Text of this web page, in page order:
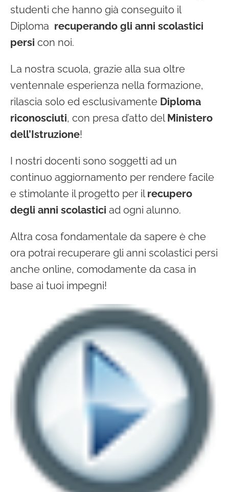
studenti che hanno già conseguito il
Diploma recuperando gli anni scolastici
persi con noi.
La nostra scuola, grazie alla sua oltre
ventennale esperienza nella formazione,
rilascia solo ed esclusivamente Diploma
riconosciuti, con presa d’atto delMinistero
dell’Istruzione!
I nostri docenti sono soggetti ad un
continuo aggiornamento per rendere facile
e stimolante il progetto per ilrecupero
degli anni scolastici ad ogni alunno.
Altra cosa fondamentale da sapere è che
ora potrai recuperare gli anni scolastici persi
anche online, comodamente da casa in
base ai tuoi impegni!